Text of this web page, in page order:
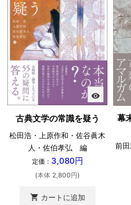
visibility
古典文学の常識を疑う
松田浩・上原作和・佐谷眞木
人・佐伯孝弘 編
定価： 3,080円
(本体 2,800円)
shopping_cart カートに追加
幕
前